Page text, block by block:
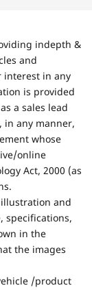
indepth &
and
interest in any
is provided
a sales lead
in any manner,
whose
online
Act, 2000 (as
and
specifications,
in the
the images
/product